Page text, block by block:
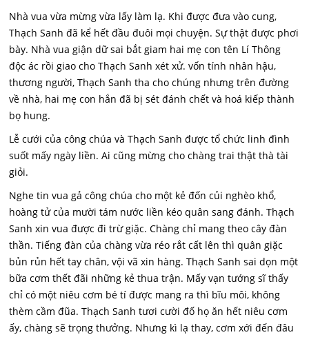
Nhà vua vừa mừng vừa lấy làm lạ. Khi được đưa vào cung,
Thạch Sanh đã kể hết đầu đuôi mọi chuyện. Sự thật được phơi
bày. Nhà vua giận dữ sai bắt giam hai mẹ con tên Lí Thông
độc ác rồi giao cho Thạch Sanh xét xử. vốn tính nhân hậu,
thương người, Thạch Sanh tha cho chúng nhưng trên đường
về nhà, hai mẹ con hắn đã bị sét đánh chết và hoá kiếp thành
bọ hung.
Lễ cưới của công chúa và Thạch Sanh được tổ chức linh đình
suốt mấy ngày liền. Ai cũng mừng cho chàng trai thật thà tài
giỏi.
Nghe tin vua gả công chúa cho một kẻ đốn củi nghèo khổ,
hoàng tử của mười tám nước liền kéo quân sang đánh. Thạch
Sanh xin vua được đi trừ giặc. Chàng chỉ mang theo cây đàn
thần. Tiếng đàn của chàng vừa réo rắt cất lên thì quân giặc
bủn rủn hết tay chân, vội vã xin hàng. Thạch Sanh sai dọn một
bữa cơm thết đãi những kẻ thua trận. Mấy vạn tướng sĩ thấy
chỉ có một niêu cơm bé tí được mang ra thì bĩu môi, không
thèm cầm đũa. Thạch Sanh tươi cười đố họ ăn hết niêu cơm
ấy, chàng sẽ trọng thưởng. Nhưng kì lạ thay, cơm xới đến đâu